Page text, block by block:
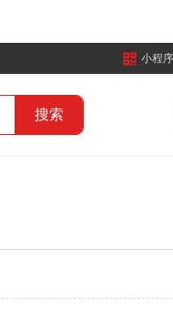
小程序